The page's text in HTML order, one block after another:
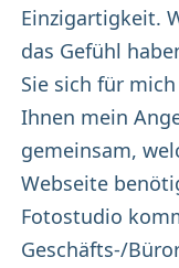
Einzigartigkeit.
das Gefühl
Sie sich für
Ihnen mein
gemeinsam,
Webseite
Fotostudio
Geschäfts-/